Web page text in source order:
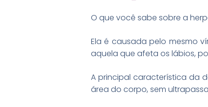
O que você sabe sobre a
Ela é causada pelo mesmo
aquela que afeta os lábios,
A principal característica da
área do corpo, sem